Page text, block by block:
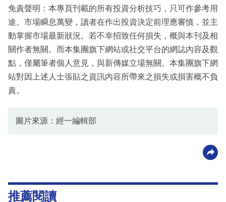
免責聲明：本專頁刊載的所有投資分析技巧，只可作參考用
途。市場瞬息萬變，讀者在作出投資決定前理應審慎，並主
動掌握市場最新狀況。若不幸招致任何損失，概與本刊及相
關作者無關。而本集團旗下網站或社交平台的網誌內容及觀
點，僅屬筆者個人意見，與新傳媒立場無關。本集團旗下網
站對因上述人士張貼之資訊內容所帶來之損失或損害概不負
責。
圖片來源：經一編輯部
推薦閱讀